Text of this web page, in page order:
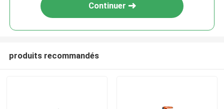
Continuer
produits recommandés